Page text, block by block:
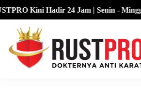
Kini Hadir 24 Jam | Senin - Minggu 🔴